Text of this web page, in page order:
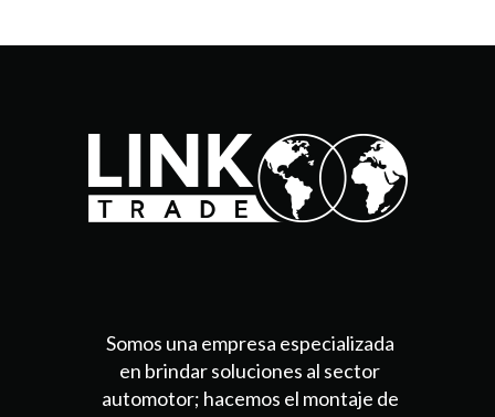
Somos una empresa especializada
en brindar soluciones al sector
automotor; hacemos el montaje de